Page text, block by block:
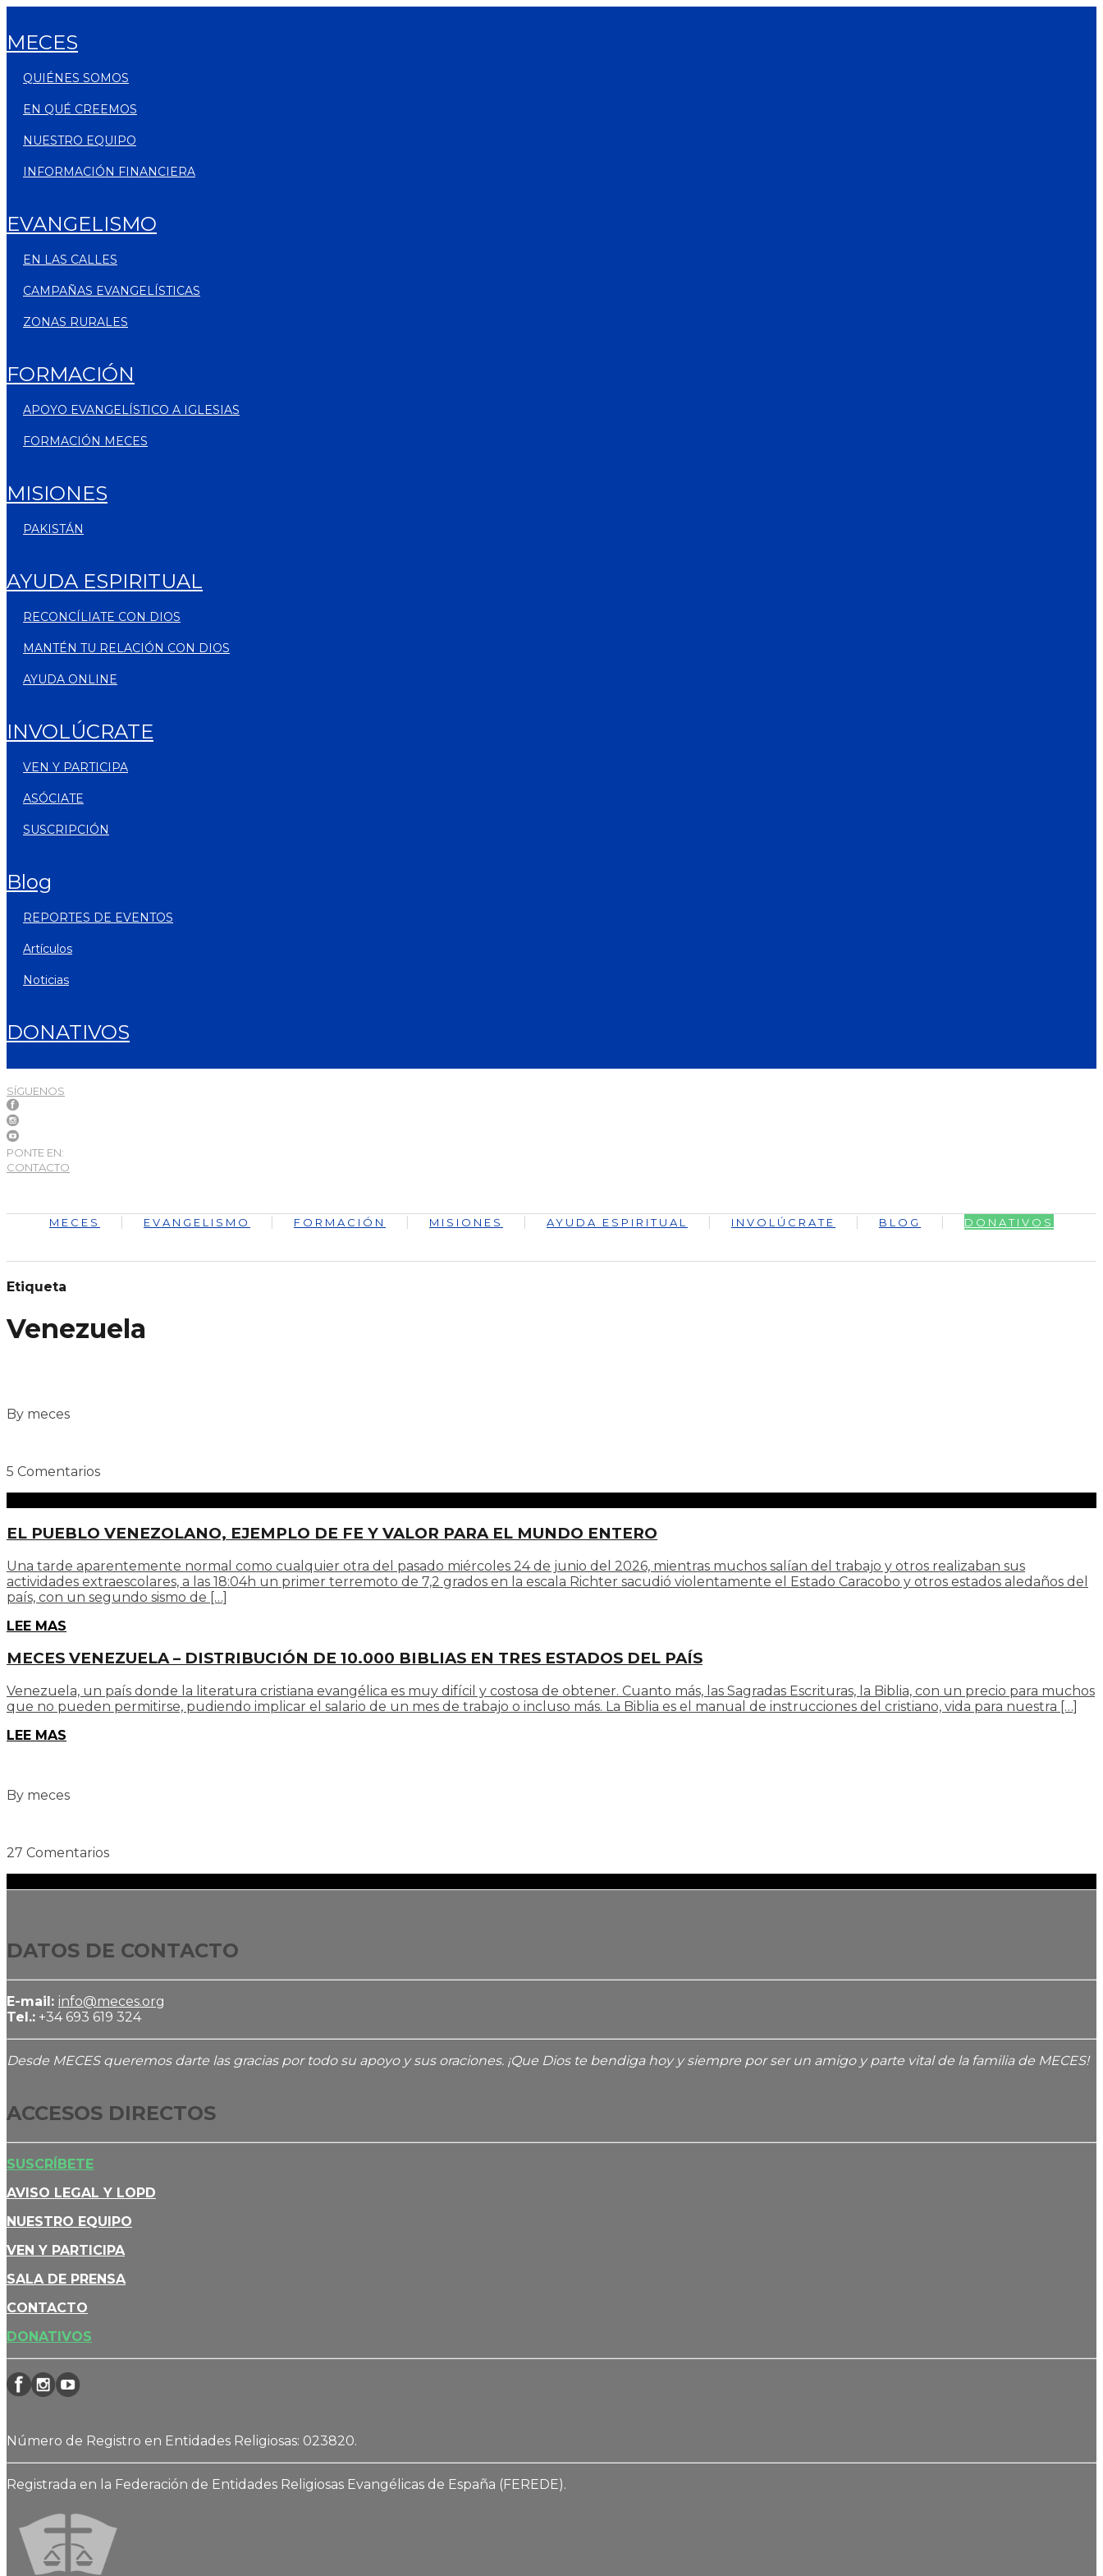
MECES
QUIÉNES SOMOS
EN QUÉ CREEMOS
NUESTRO EQUIPO
INFORMACIÓN FINANCIERA
EVANGELISMO
EN LAS CALLES
CAMPAÑAS EVANGELÍSTICAS
ZONAS RURALES
FORMACIÓN
APOYO EVANGELÍSTICO A IGLESIAS
FORMACIÓN MECES
MISIONES
PAKISTÁN
AYUDA ESPIRITUAL
RECONCÍLIATE CON DIOS
MANTÉN TU RELACIÓN CON DIOS
AYUDA ONLINE
INVOLÚCRATE
VEN Y PARTICIPA
ASÓCIATE
SUSCRIPCIÓN
blog
REPORTES DE EVENTOS
artículos
noticias
DONATIVOS
SÍGUENOS
PONTE EN:
CONTACTO
MECES EVANGELISMO FORMACIÓN MISIONES AYUDA ESPIRITUAL INVOLÚCRATE BLOG DONATIVOS
Etiqueta
Venezuela
By meces
5 Comentarios
EL PUEBLO VENEZOLANO, EJEMPLO DE FE Y VALOR PARA EL MUNDO ENTERO
Una tarde aparentemente normal como cualquier otra del pasado miércoles 24 de junio del 2026, mientras muchos salían del trabajo y otros realizaban sus
actividades extraescolares, a las 18:04h un primer terremoto de 7,2 grados en la escala Richter sacudió violentamente el Estado Caracobo y otros estados aledaños del
país, con un segundo sismo de […]
LEE MAS
MECES VENEZUELA – DISTRIBUCIÓN DE 10.000 BIBLIAS EN TRES ESTADOS DEL PAÍS
Venezuela, un país donde la literatura cristiana evangélica es muy difícil y costosa de obtener. Cuanto más, las Sagradas Escrituras, la Biblia, con un precio para muchos
que no pueden permitirse, pudiendo implicar el salario de un mes de trabajo o incluso más. La Biblia es el manual de instrucciones del cristiano, vida para nuestra […]
LEE MAS
By meces
27 Comentarios
DATOS DE CONTACTO
E-mail: info@meces.org
Tel.: +34 693 619 324
Desde MECES queremos darte las gracias por todo su apoyo y sus oraciones. ¡Que Dios te bendiga hoy y siempre por ser un amigo y parte vital de la familia de MECES!
ACCESOS DIRECTOS
SUSCRÍBETE
AVISO LEGAL Y LOPD
NUESTRO EQUIPO
VEN Y PARTICIPA
SALA DE PRENSA
CONTACTO
DONATIVOS
Número de Registro en Entidades Religiosas: 023820.
Registrada en la Federación de Entidades Religiosas Evangélicas de España (FEREDE).